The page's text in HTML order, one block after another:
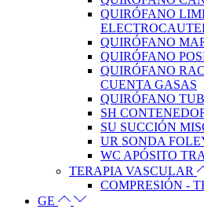
QUIRÓFANO
QUIRÓFANO
QUIRÓFANO
QUIRÓFANO
CUENTA GASAS
QUIRÓFANO
SH
SU SUCCIÓN
UR SONDA
WC APÓSITO
TERAPIA VASCULAR
COMPRESIÓN -
GE